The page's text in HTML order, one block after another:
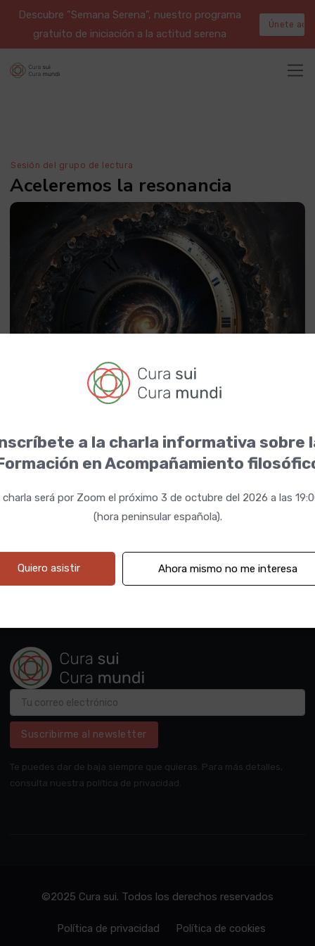
Descubre "Semana Serena", nuestro programa
gratuito de iniciación a la actitud serena
Únete aquí
Sesión del grupo de lectura
Aceleremos la resonancia
Fechas 18 marzo 2025 19:00h
Suscribirme al newsletter
Te puedes dar de baja siempre que quieras. Para más detalles,
consulta nuestra política de privacidad.
©2025 Cura sui. Todos los derechos reservados
Política de privacidad Política de cookies
a la charla informativa sobre
en Acompañamiento
charla será por Zoom el próximo 3 de octubre del 2026 a las
(hora peninsular española).
Quiero asistir Ahora mismo no me interesa